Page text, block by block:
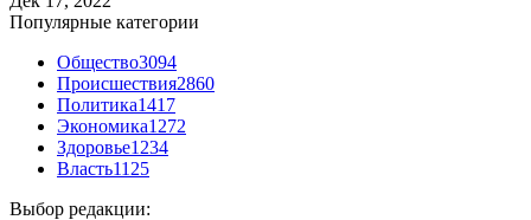
Популярные категории
Общество3094
Происшествия2860
Политика1417
Экономика1272
Здоровье1234
Власть1125
Выбор редакции: